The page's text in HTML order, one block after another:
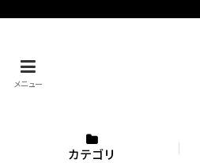
メニュー
カテゴリ